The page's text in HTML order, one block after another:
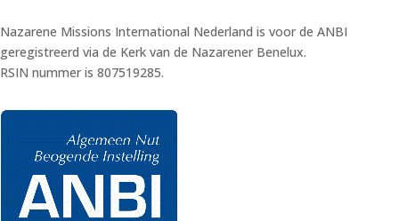
Nazarene Missions International Nederland is voor de ANBI
geregistreerd via de Kerk van de Nazarener Benelux.
RSIN nummer is 807519285.